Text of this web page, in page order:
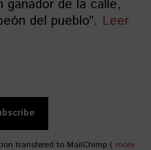
ganador de la calle,
del pueblo”. Leer
transfered to MailChimp ( more